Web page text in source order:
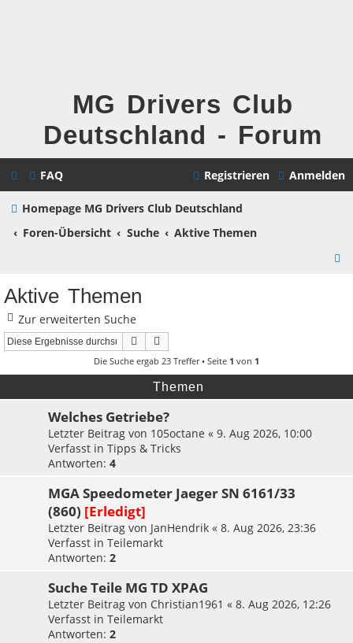
MG Drivers Club
Deutschland - Forum
FAQ Anmelden
Registrieren
Homepage MG Drivers Club Deutschland
Foren-Übersicht
Suche
Aktive Themen
Aktive Themen
Zur erweiterten Suche
Suche
Die Suche ergab 23 Treffer • Seite 1 von 1
Themen
Welches Getriebe?
Letzter Beitrag von 105octane « 9. Aug 2026, 10:00
Verfasst in Tipps & Tricks
Antworten: 4
MGA Speedometer Jaeger SN 6161/33
(860) [Erledigt]
Letzter Beitrag von JanHendrik « 8. Aug 2026, 23:36
Verfasst in Teilemarkt
Antworten: 2
Suche Teile MG TD XPAG
Letzter Beitrag von Christian1961 « 8. Aug 2026, 12:26
Verfasst in Teilemarkt
Antworten: 2